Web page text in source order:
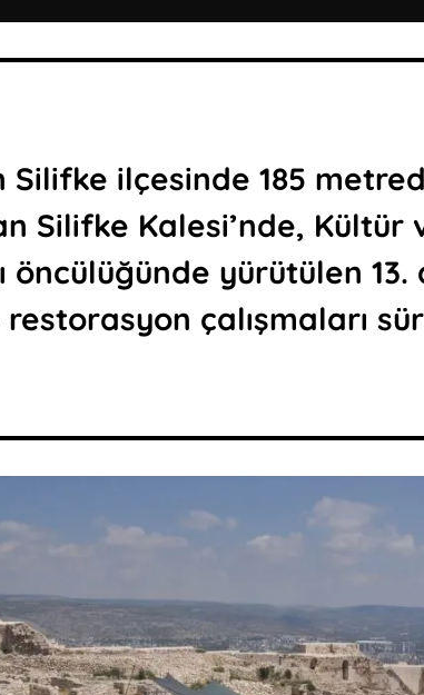
Silifke ilçesinde 185
Silifke Kalesi’nde, Kültür
öncülüğünde yürütülen 13.
çalışmaları